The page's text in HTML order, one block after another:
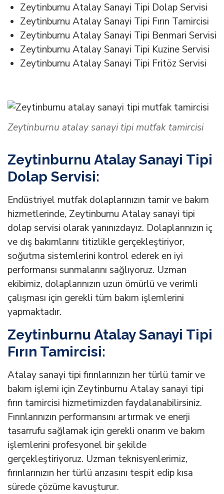
Zeytinburnu Atalay Sanayi Tipi Dolap Servisi
Zeytinburnu Atalay Sanayi Tipi Fırın Tamircisi
Zeytinburnu Atalay Sanayi Tipi Benmari Servisi
Zeytinburnu Atalay Sanayi Tipi Kuzine Servisi
Zeytinburnu Atalay Sanayi Tipi Fritöz Servisi
Zeytinburnu atalay sanayi tipi mutfak tamircisi
Zeytinburnu Atalay Sanayi Tipi
Dolap Servisi:
Endüstriyel mutfak dolaplarınızın tamir ve bakım
hizmetlerinde, Zeytinburnu Atalay sanayi tipi
dolap servisi olarak yanınızdayız. Dolaplarınızın iç
ve dış bakımlarını titizlikle gerçekleştiriyor,
soğutma sistemlerini kontrol ederek en iyi
performansı sunmalarını sağlıyoruz. Uzman
ekibimiz, dolaplarınızın uzun ömürlü ve verimli
çalışması için gerekli tüm bakım işlemlerini
yapmaktadır.
Zeytinburnu Atalay Sanayi Tipi
Fırın Tamircisi:
Atalay sanayi tipi fırınlarınızın her türlü tamir ve
bakım işlemi için Zeytinburnu Atalay sanayi tipi
fırın tamircisi hizmetimizden faydalanabilirsiniz.
Fırınlarınızın performansını artırmak ve enerji
tasarrufu sağlamak için gerekli onarım ve bakım
işlemlerini profesyonel bir şekilde
gerçekleştiriyoruz. Uzman teknisyenlerimiz,
fırınlarınızın her türlü arızasını tespit edip kısa
sürede çözüme kavuşturur.